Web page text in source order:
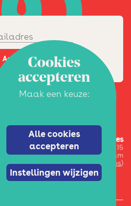
voor
/ activiteit
6245123 en
Adres
Pazzanistraat 15
1014 DB Amsterdam
(google maps)
Cookies
accepteren
Maak een keuze:
Alle cookies
accepteren
Instellingen wijzigen